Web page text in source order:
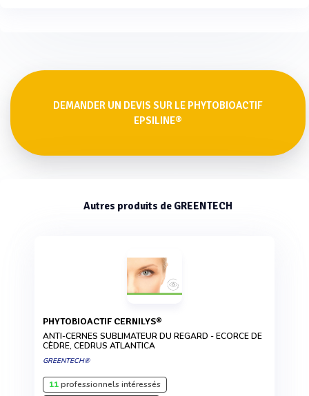
DEMANDER UN DEVIS SUR LE PHYTOBIOACTIF
EPSILINE®
Autres produits de GREENTECH
PHYTOBIOACTIF CERNILYS®
ANTI-CERNES SUBLIMATEUR DU REGARD - ECORCE DE
CÈDRE, CEDRUS ATLANTICA
GREENTECH®
11professionnels intéressés